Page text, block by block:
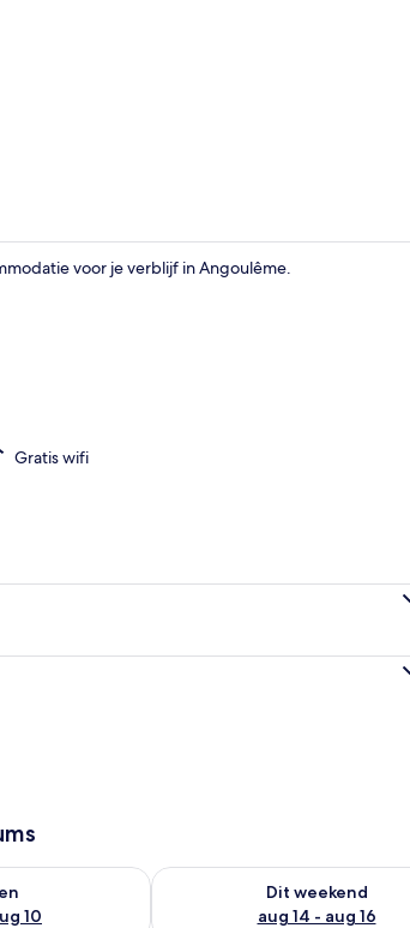
(toeslag)
voor je verblijf in Angoulême.
Gratis wifi
10
voor morgen aug 9 - aug 10
Dit weekend
aug 14 - aug 16
De beschikbaarheid